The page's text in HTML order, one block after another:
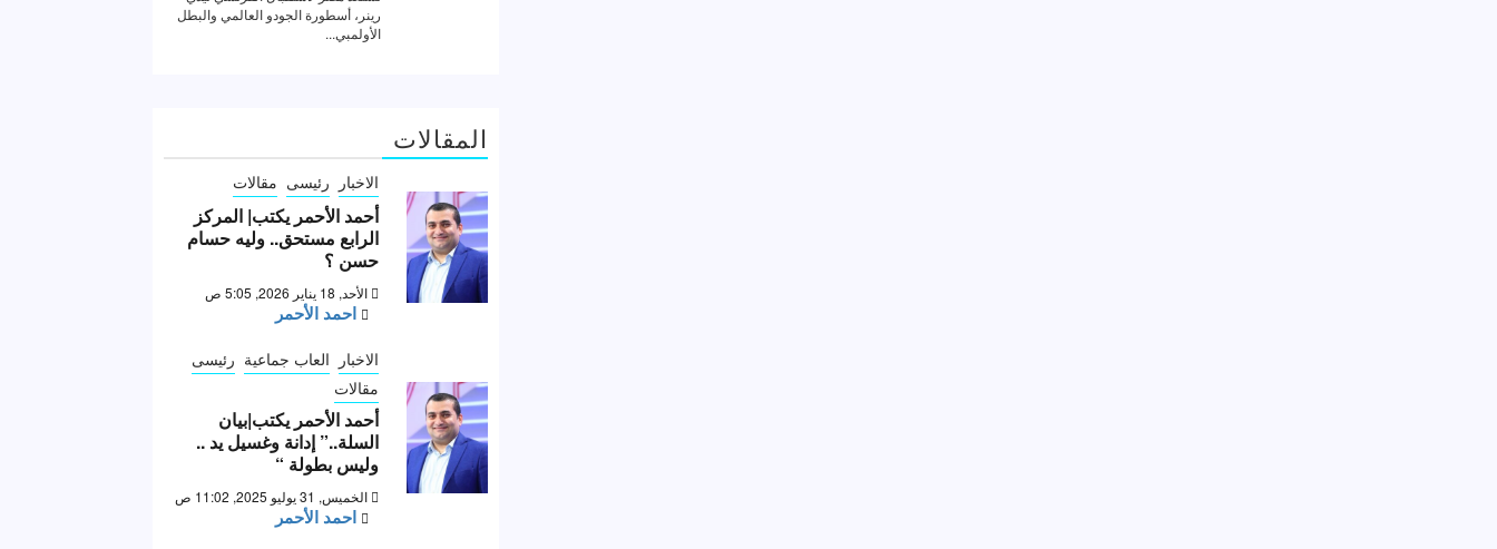
المقالات
الاخبار رئيسى مقالات
أحمد الأحمر يكتب| المركز
الرابع مستحق.. وليه حسام
حسن ؟
الأحد, 18 يناير 2026, 5:05 ص
احمد الأحمر
الاخبار العاب جماعية رئيسى
مقالات
أحمد الأحمر يكتب|بيان
السلة..” إدانة وغسيل يد ..
وليس بطولة “
الخميس, 31 يوليو 2025, 11:02 ص
احمد الأحمر